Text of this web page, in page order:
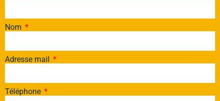
Nom
Adresse mail
Téléphone